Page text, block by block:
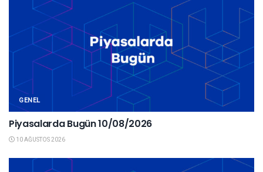
GENEL
Piyasalarda Bugün 10/08/2026
10 AĞUSTOS 2026